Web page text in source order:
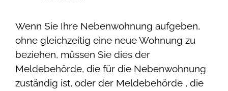
Wenn Sie Ihre Nebenwohnung aufgeben,
ohne gleichzeitig eine neue Wohnung zu
beziehen, müssen Sie dies der
Meldebehörde, die für die Nebenwohnung
zuständig ist, oder der Meldebehörde , die